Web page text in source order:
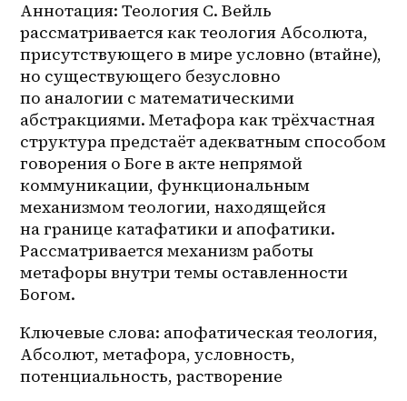
Аннотация: Теология С. Вейль
рассматривается как теология Абсолюта,
присутствующего в мире условно (втайне),
но существующего безусловно
по аналогии с математическими
абстракциями. Метафора как трёхчастная
структура предстаёт адекватным способом
говорения о Боге в акте непрямой
коммуникации, функциональным
механизмом теологии, находящейся
на границе катафатики и апофатики.
Рассматривается механизм работы
метафоры внутри темы оставленности
Богом.
Ключевые слова: апофатическая теология,
Абсолют, метафора, условность,
потенциальность, растворение